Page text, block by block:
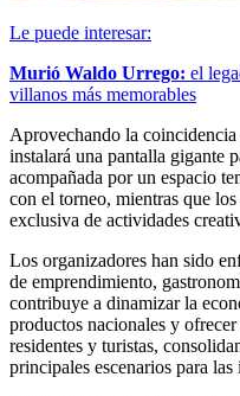
Le puede interesar:
Murió Waldo Urrego: el
villanos más memorables
Aprovechando la
instalará una pantalla gigante
acompañada por un espacio
con el torneo, mientras que
exclusiva de actividades
Los organizadores han sido
de emprendimiento,
contribuye a dinamizar la
productos nacionales y
residentes y turistas,
principales escenarios para